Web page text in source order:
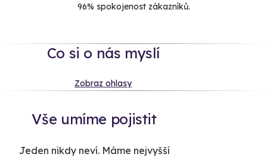
96% spokojenost zákazníků.
Co si o nás myslí
Zobraz ohlasy
Vše umíme pojistit
Jeden nikdy neví. Máme nejvyšší